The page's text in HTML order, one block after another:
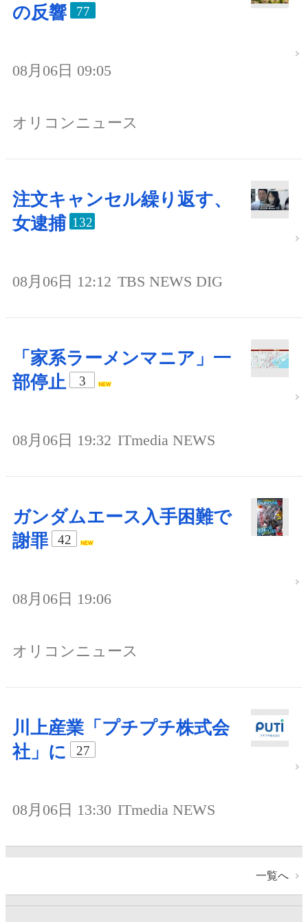
の反響
77
08月06日 09:05
オリコンニュース
注文キャンセル繰り返す、
女逮捕 132
08月06日 12:12 TBS NEWS DIG
「家系ラーメンマニア」一
部停止
3
08月06日 19:32 ITmedia NEWS
ガンダムエース入手困難で
謝罪
42
08月06日 19:06
オリコンニュース
川上産業「プチプチ株式会
社」に
27
08月06日 13:30 ITmedia NEWS
一覧へ